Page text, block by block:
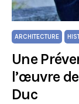
ARCHITECTURE
Une
l’œuvre
Duc